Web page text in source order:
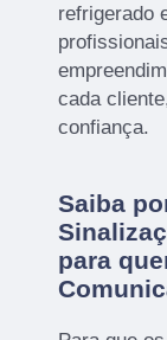
refrigerado
cada
confiança.
Saiba
para